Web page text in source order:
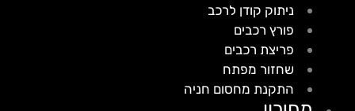
ניתוק קודן לרכב
פורץ רכבים
פריצת רכבים
שחזור מפתח
התקנת מחסום חניה